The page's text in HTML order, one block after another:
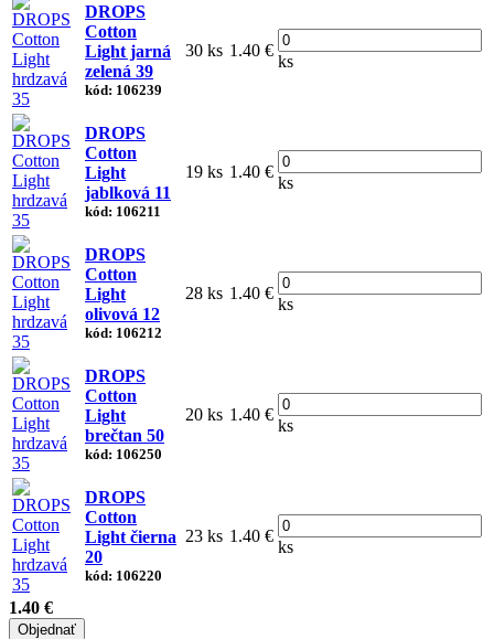
DROPS
Cotton
Light jarná
zelená 39
kód: 106239
30 ks 1.40 €
ks
DROPS
Cotton
Light
jablková 11
kód: 106211
19 ks 1.40 €
ks
DROPS
Cotton
Light
olivová 12
kód: 106212
28 ks 1.40 €
ks
DROPS
Cotton
Light
brečtan 50
kód: 106250
20 ks 1.40 €
ks
DROPS
Cotton
Light čierna
20
kód: 106220
23 ks 1.40 €
ks
1.40 €
Objednať